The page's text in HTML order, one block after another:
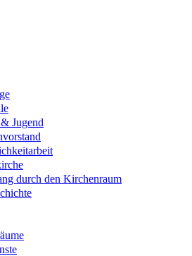
Jugend
durch den Kirchenraum